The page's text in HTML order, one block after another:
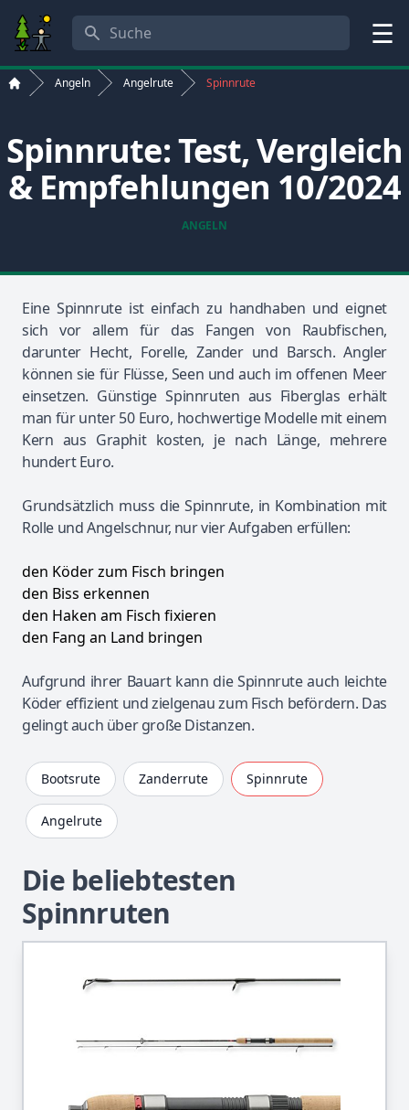
Suche
Menü
Start
Angeln Angelrute Spinnrute
Spinnrute: Test, Vergleich
& Empfehlungen 10/2024
ANGELN
Eine Spinnrute ist einfach zu handhaben und eignet
sich vor allem für das Fangen von Raubfischen,
darunter Hecht, Forelle, Zander und Barsch. Angler
können sie für Flüsse, Seen und auch im offenen Meer
einsetzen. Günstige Spinnruten aus Fiberglas erhält
man für unter 50 Euro, hochwertige Modelle mit einem
Kern aus Graphit kosten, je nach Länge, mehrere
hundert Euro.
Grundsätzlich muss die Spinnrute, in Kombination mit
Rolle und Angelschnur, nur vier Aufgaben erfüllen:
den Köder zum Fisch bringen
den Biss erkennen
den Haken am Fisch fixieren
den Fang an Land bringen
Aufgrund ihrer Bauart kann die Spinnrute auch leichte
Köder effizient und zielgenau zum Fisch befördern. Das
gelingt auch über große Distanzen.
Bootsrute Zanderrute Spinnrute
Angelrute
Die beliebtesten
Spinnruten